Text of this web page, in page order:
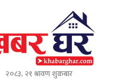
२०८३, २१ श्रावण शुक्रबार